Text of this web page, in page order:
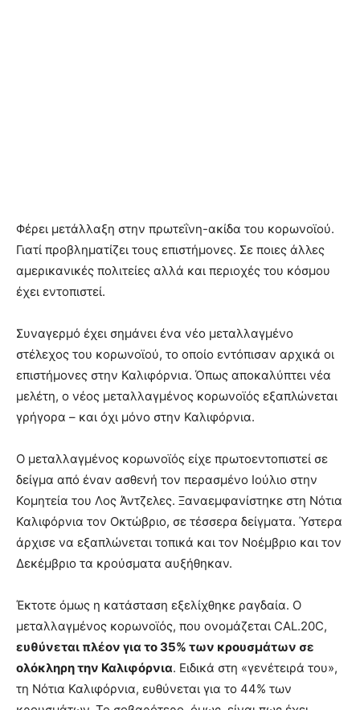
Φέρει μετάλλαξη στην πρωτεΐνη-ακίδα του κορωνοϊού.
Γιατί προβληματίζει τους επιστήμονες. Σε ποιες άλλες
αμερικανικές πολιτείες αλλά και περιοχές του κόσμου
έχει εντοπιστεί.
Συναγερμό έχει σημάνει ένα νέο μεταλλαγμένο
στέλεχος του κορωνοϊού, το οποίο εντόπισαν αρχικά οι
επιστήμονες στην Καλιφόρνια. Όπως αποκαλύπτει νέα
μελέτη, ο νέος μεταλλαγμένος κορωνοϊός εξαπλώνεται
γρήγορα – και όχι μόνο στην Καλιφόρνια.
Ο μεταλλαγμένος κορωνοϊός είχε πρωτοεντοπιστεί σε
δείγμα από έναν ασθενή τον περασμένο Ιούλιο στην
Κομητεία του Λος Άντζελες. Ξαναεμφανίστηκε στη Νότια
Καλιφόρνια τον Οκτώβριο, σε τέσσερα δείγματα. Ύστερα
άρχισε να εξαπλώνεται τοπικά και τον Νοέμβριο και τον
Δεκέμβριο τα κρούσματα αυξήθηκαν.
Έκτοτε όμως η κατάσταση εξελίχθηκε ραγδαία. Ο
μεταλλαγμένος κορωνοϊός, που ονομάζεται CAL.20C,
ευθύνεται πλέον για το 35% των κρουσμάτων σε
ολόκληρη την Καλιφόρνια. Ειδικά στη «γενέτειρά του»,
τη Νότια Καλιφόρνια, ευθύνεται για το 44% των